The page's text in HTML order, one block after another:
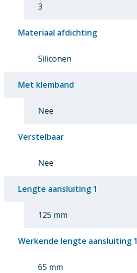
3
Materiaal afdichting
Siliconen
Met klemband
Nee
Verstelbaar
Nee
Lengte aansluiting 1
125 mm
Werkende lengte aansluiting 1
65 mm